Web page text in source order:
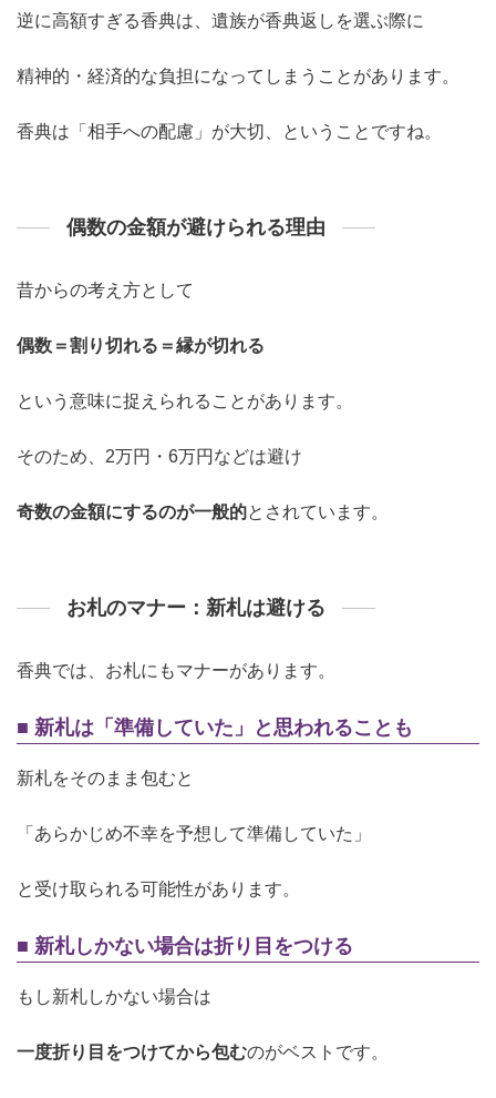
逆に高額すぎる香典は、遺族が香典返しを選ぶ際に
精神的・経済的な負担になってしまうことがあります。
香典は「相手への配慮」が大切、ということですね。
偶数の金額が避けられる理由
昔からの考え方として
偶数＝割り切れる＝縁が切れる
という意味に捉えられることがあります。
そのため、2万円・6万円などは避け
奇数の金額にするのが一般的とされています。
お札のマナー：新札は避ける
香典では、お札にもマナーがあります。
■ 新札は「準備していた」と思われることも
新札をそのまま包むと
「あらかじめ不幸を予想して準備していた」
と受け取られる可能性があります。
■ 新札しかない場合は折り目をつける
もし新札しかない場合は
一度折り目をつけてから包むのがベストです。